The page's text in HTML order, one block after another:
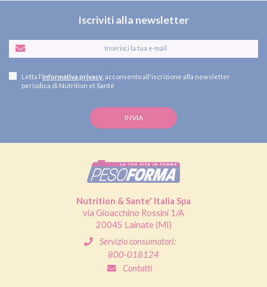
Iscriviti alla newsletter
Letta l'informativa privacy , acconsento all'iscrizione alla newsletter
periodica di Nutrition et Santé
Nutrition & Sante' Italia Spa
via Gioacchino Rossini 1/A
20045 Lainate (MI)
Servizio consumatori:
800-018124
Contatti